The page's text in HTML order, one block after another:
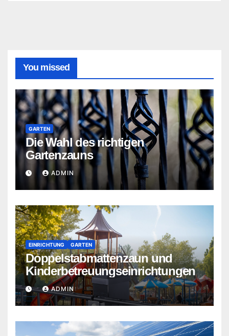
You missed
GARTEN
Die Wahl des richtigen
Gartenzauns
ADMIN
EINRICHTUNG GARTEN
Doppelstabmattenzaun und
Kinderbetreuungseinrichtungen
ADMIN